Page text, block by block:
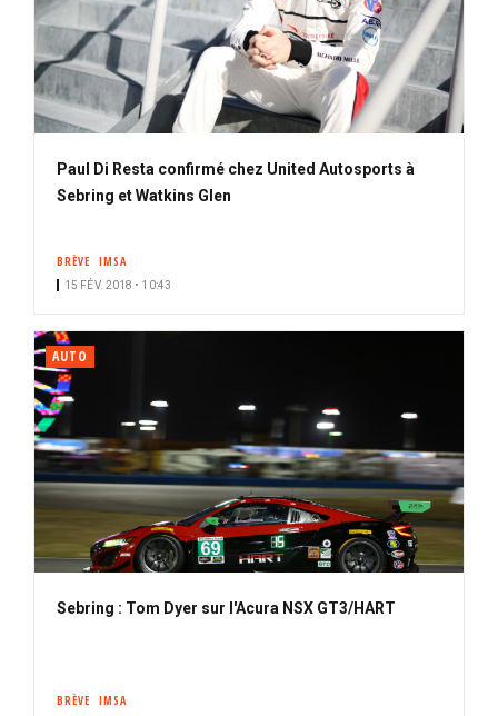
Paul Di Resta confirmé chez United Autosports à
Sebring et Watkins Glen
BRÈVE IMSA
15 FÉV. 2018 • 10:43
AUTO
Sebring : Tom Dyer sur l'Acura NSX GT3/HART
BRÈVE IMSA